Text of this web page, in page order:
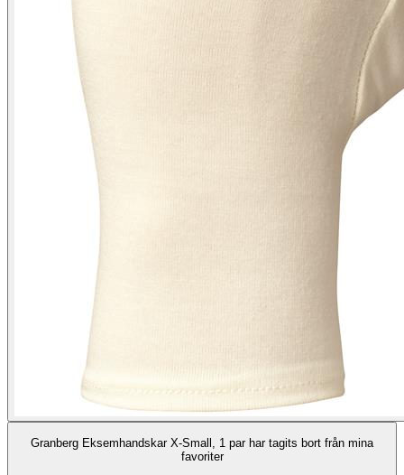
Granberg Eksemhandskar X-Small, 1 par har tagits bort från mina
favoriter